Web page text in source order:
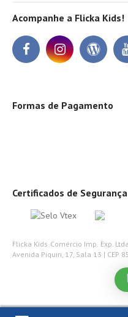
Acompanhe a Flicka Kids!
Formas de Pagamento
Certificados de Segurança
Flicka Kids Comércio Imp. Exp.
Avenida Piquiri, 17, Sala 13 | CEP